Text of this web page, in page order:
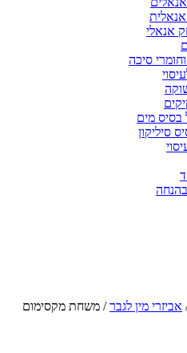
אנאלי
סיכה
בסיס מים
סיליקון
אביזרי מין לגבר/ משחת מקסימום